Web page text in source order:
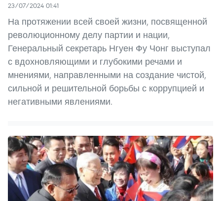
23/07/2024 01:41
На протяжении всей своей жизни, посвященной
революционному делу партии и нации,
Генеральный секретарь Нгуен Фу Чонг выступал
с вдохновляющими и глубокими речами и
мнениями, направленными на создание чистой,
сильной и решительной борьбы с коррупцией и
негативными явлениями.